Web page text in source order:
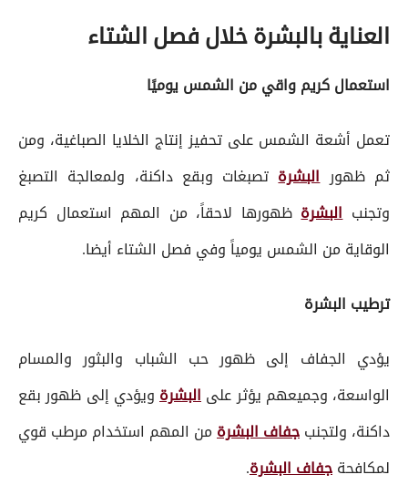
العناية بالبشرة خلال فصل الشتاء
استعمال كريم واقي من الشمس يوميًا
تعمل أشعة الشمس على تحفيز إنتاج الخلايا الصباغية، ومن
ثم ظهورالبشرةتصبغات وبقع داكنة، ولمعالجة التصبغ
وتجنبالبشرةظهورها لاحقاً، من المهم استعمال كريم
الوقاية من الشمس يومياً وفي فصل الشتاء أيضا.
ترطيب البشرة
يؤدي الجفاف إلى ظهور حب الشباب والبثور والمسام
الواسعة، وجميعهم يؤثر علىالبشرةويؤدي إلى ظهور بقع
داكنة، ولتجنبجفاف البشرةمن المهم استخدام مرطب قوي
لمكافحةجفاف البشرة.